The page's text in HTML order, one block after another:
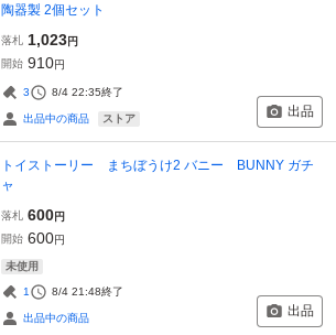
陶器製 2個セット
落札 1,023円
開始 910円
3 8/4 22:35終了
出品中の商品 ストア 出品
トイストーリー まちぼうけ2 バニー BUNNY ガチ
ャ
落札 600円
開始 600円
未使用
1 8/4 21:48終了
出品中の商品 出品